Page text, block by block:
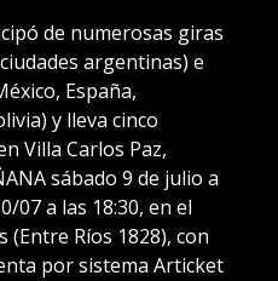
de numerosas giras
argentinas) e
España,
y lleva cinco
Villa Carlos Paz,
sábado 9 de julio a
07 a las 18:30, en el
Ríos 1828), con
por sistema Articket